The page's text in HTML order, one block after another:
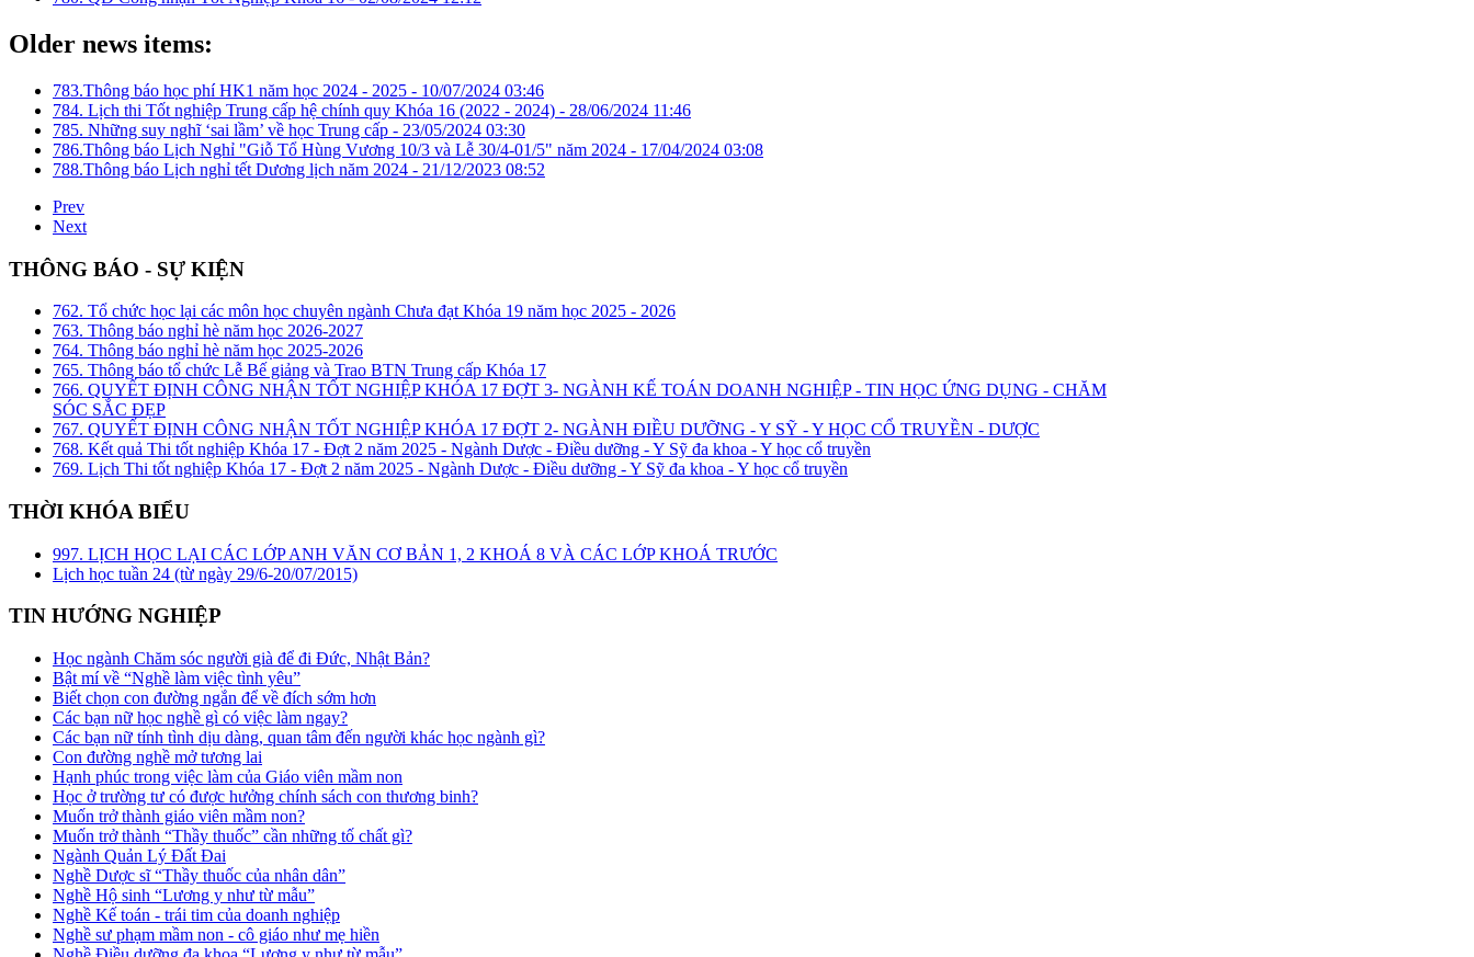
Older news items:
783.Thông báo học phí HK1 năm học 2024 - 2025 - 10/07/2024 03:46
784. Lịch thi Tốt nghiệp Trung cấp hệ chính quy Khóa 16 (2022 - 2024) - 28/06/2024 11:46
785. Những suy nghĩ ‘sai lầm’ về học Trung cấp - 23/05/2024 03:30
786.Thông báo Lịch Nghỉ "Giỗ Tổ Hùng Vương 10/3 và Lễ 30/4-01/5" năm 2024 - 17/04/2024 03:08
788.Thông báo Lịch nghỉ tết Dương lịch năm 2024 - 21/12/2023 08:52
Prev
Next
THÔNG BÁO - SỰ KIỆN
762. Tổ chức học lại các môn học chuyên ngành Chưa đạt Khóa 19 năm học 2025 - 2026
763. Thông báo nghỉ hè năm học 2026-2027
764. Thông báo nghỉ hè năm học 2025-2026
765. Thông báo tổ chức Lễ Bế giảng và Trao BTN Trung cấp Khóa 17
766. QUYẾT ĐỊNH CÔNG NHẬN TỐT NGHIỆP KHÓA 17 ĐỢT 3- NGÀNH KẾ TOÁN DOANH NGHIỆP - TIN HỌC ỨNG DỤNG - CHĂM
SÓC SẮC ĐẸP
767. QUYẾT ĐỊNH CÔNG NHẬN TỐT NGHIỆP KHÓA 17 ĐỢT 2- NGÀNH ĐIỀU DƯỠNG - Y SỸ - Y HỌC CỔ TRUYỀN - DƯỢC
768. Kết quả Thi tốt nghiệp Khóa 17 - Đợt 2 năm 2025 - Ngành Dược - Điều dưỡng - Y Sỹ đa khoa - Y học cổ truyền
769. Lịch Thi tốt nghiệp Khóa 17 - Đợt 2 năm 2025 - Ngành Dược - Điều dưỡng - Y Sỹ đa khoa - Y học cổ truyền
THỜI KHÓA BIỂU
997. LỊCH HỌC LẠI CÁC LỚP ANH VĂN CƠ BẢN 1, 2 KHOÁ 8 VÀ CÁC LỚP KHOÁ TRƯỚC
Lịch học tuần 24 (từ ngày 29/6-20/07/2015)
TIN HƯỚNG NGHIỆP
Học ngành Chăm sóc người già để đi Đức, Nhật Bản?
Bật mí về “Nghề làm việc tình yêu”
Biết chọn con đường ngắn để về đích sớm hơn
Các bạn nữ học nghề gì có việc làm ngay?
Các bạn nữ tính tình dịu dàng, quan tâm đến người khác học ngành gì?
Con đường nghề mở tương lai
Hạnh phúc trong việc làm của Giáo viên mầm non
Học ở trường tư có được hưởng chính sách con thương binh?
Muốn trở thành giáo viên mầm non?
Muốn trở thành “Thầy thuốc” cần những tố chất gì?
Ngành Quản Lý Đất Đai
Nghề Dược sĩ “Thầy thuốc của nhân dân”
Nghề Hộ sinh “Lương y như từ mẫu”
Nghề Kế toán - trái tim của doanh nghiệp
Nghề sư phạm mầm non - cô giáo như mẹ hiền